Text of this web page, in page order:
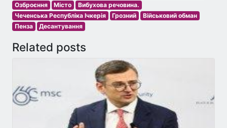
Озброєння
Місто
Вибухова речовина.
Чеченська Республіка Ічкерія
Грозний
Військовий обман
Пенза
Десантування
Related posts